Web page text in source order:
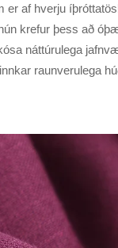
er af hverju
krefur þess að
náttúrulega
raunverulega